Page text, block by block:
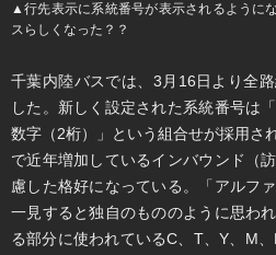
▲行先表示に系統番号が表示されるように
スらしくなった？？
千葉内陸バスでは、3月16日より全
した。新しく設定された系統番号は
数字（2桁）」という組合せが採用さ
で近年増加しているインバウンド（
慮した格好になっている。「アルフ
一見すると独自のもののように思わ
る部分に使われているC、T、Y、M